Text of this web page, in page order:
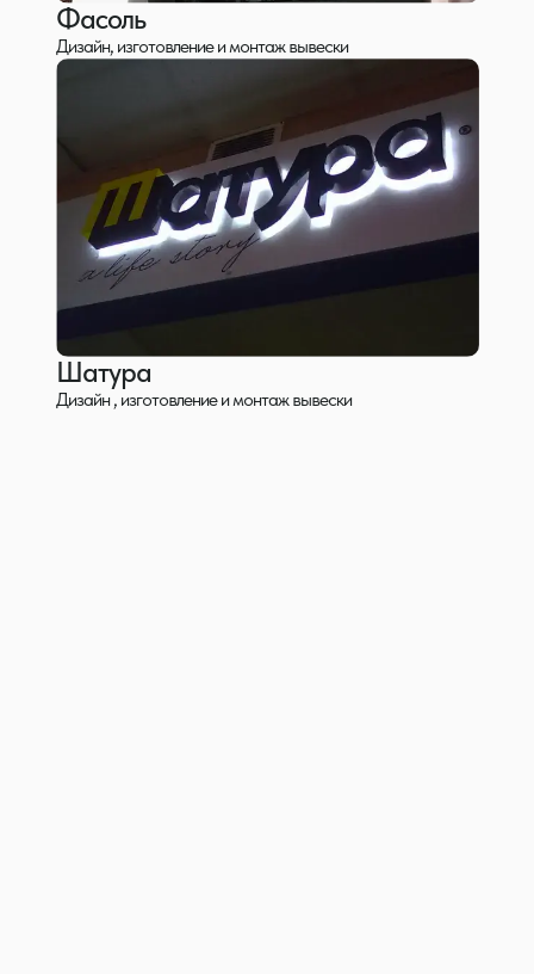
Фасоль
Дизайн, изготовление и монтаж вывески
Шатура
Дизайн , изготовление и монтаж вывески